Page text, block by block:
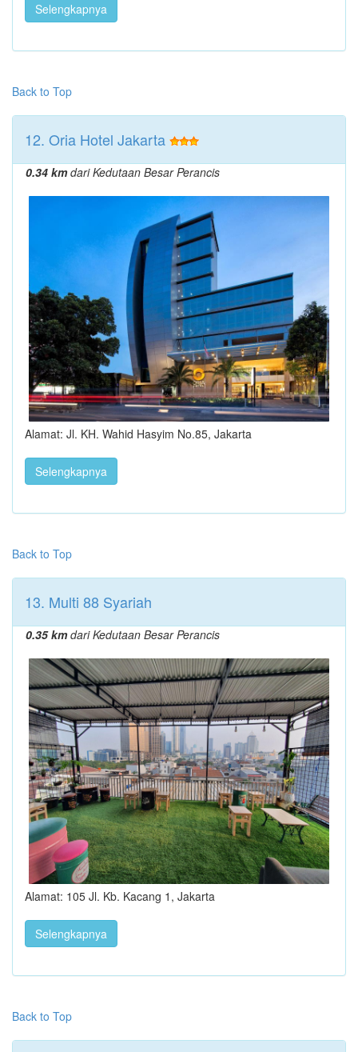
Selengkapnya
Back to Top
12. Oria Hotel Jakarta
0.34 kmdari Kedutaan Besar Perancis
Alamat: Jl. KH. Wahid Hasyim No.85, Jakarta
Selengkapnya
Back to Top
13. Multi 88 Syariah
0.35 kmdari Kedutaan Besar Perancis
Alamat: 105 Jl. Kb. Kacang 1, Jakarta
Selengkapnya
Back to Top